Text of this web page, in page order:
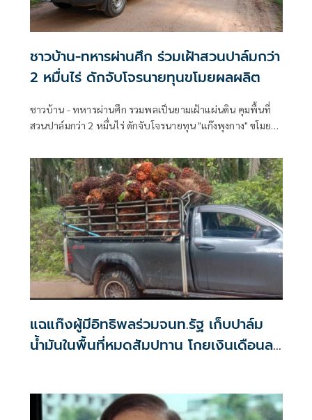
ชาวบ้าน-ทหารผ่านศึก ร่วมเฝ้าสวนปาล์มกว่า
2 หมื่นไร่ ดักจับโจรนายทุนขโมยผลผลิต
ชาวบ้าน - ทหารผ่านศึก รวมพลเป็นยามเฝ้าแผ่นดิน คุมพื้นที่
สวนปาล์มกว่า 2 หมื่นไร่ ดักจับโจรนายทุน "แก๊งพุงกาง" ขโมย
หมื่นล้าน
แฉแก๊งผู้มีอิทธิพลร่วมจนท.รัฐ เก็บปาล์ม
น้ำมันในพื้นที่หมดสัมปทาน โกยเงินเดือนละ